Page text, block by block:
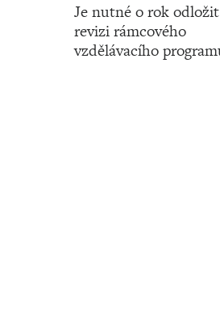
Je nutné o rok odložit
revizi rámcového
vzdělávacího